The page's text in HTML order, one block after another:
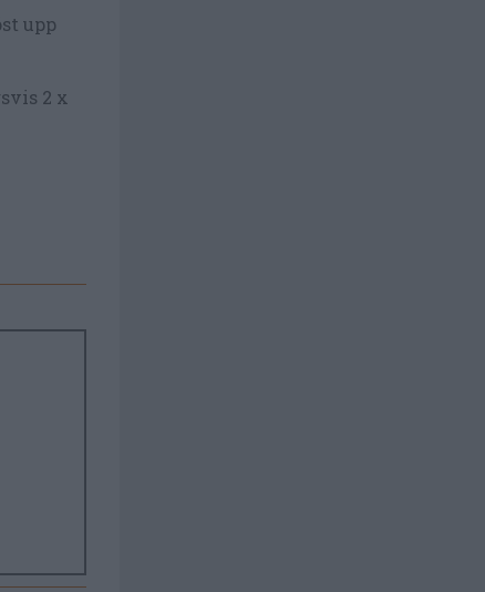
upp
2 x